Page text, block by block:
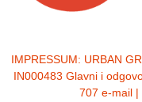
IMPRESSUM: URBAN
IN000483 Glavni i
707 e-mail |